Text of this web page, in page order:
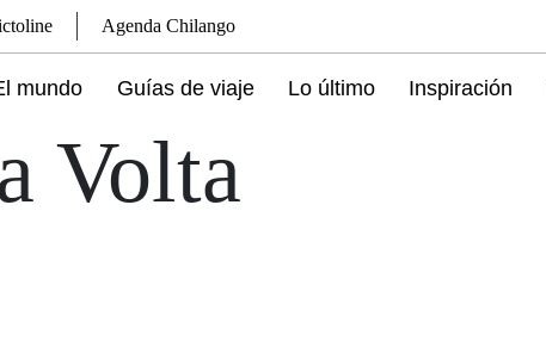
Agenda Chilango
mundo Guías de viaje Lo último Inspiración
Volta